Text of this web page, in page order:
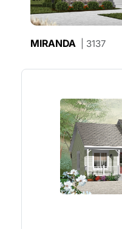
MIRANDA | 3137